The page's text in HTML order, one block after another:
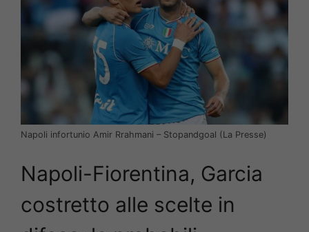
Napoli infortunio Amir Rrahmani – Stopandgoal (La Presse)
Napoli-Fiorentina, Garcia
costretto alle scelte in